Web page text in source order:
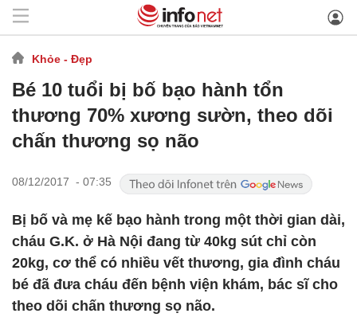
Khỏe - Đẹp
Bé 10 tuổi bị bố bạo hành tổn
thương 70% xương sườn, theo dõi
chấn thương sọ não
08/12/2017 - 07:35
Bị bố và mẹ kế bạo hành trong một thời gian dài,
cháu G.K. ở Hà Nội đang từ 40kg sút chỉ còn
20kg, cơ thể có nhiều vết thương, gia đình cháu
bé đã đưa cháu đến bệnh viện khám, bác sĩ cho
theo dõi chấn thương sọ não.